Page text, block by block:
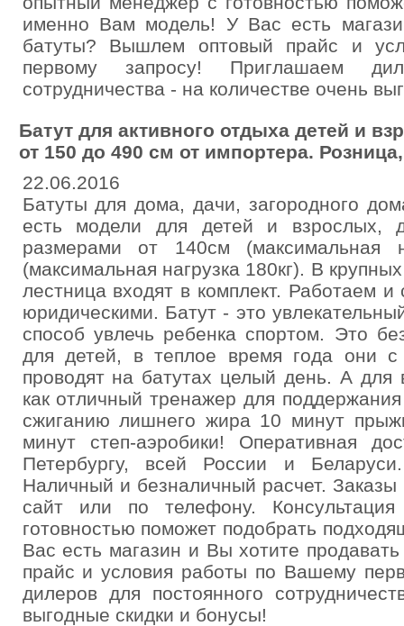
именно Вам модель! У Вас есть
батуты? Вышлем оптовый прайс и
первому запросу! Приглашаем
сотрудничества - на количестве очень
Батут для активного отдыха детей и
от 150 до 490 см от импортера.
22.06.2016
Батуты для дома, дачи, загородного
есть модели для детей и взрослых,
размерами от 140см (максимальная
(максимальная нагрузка 180кг). В
лестница входят в комплект. Работаем
юридическими. Батут - это
способ увлечь ребенка спортом. Это
для детей, в теплое время года они с
проводят на батутах целый день. А для
как отличный тренажер для
сжиганию лишнего жира 10 минут
минут степ-аэробики! Оперативная
Петербургу, всей России и
Наличный и безналичный расчет.
сайт или по телефону.
готовностью поможет подобрать
Вас есть магазин и Вы хотите
прайс и условия работы по Вашему
дилеров для постоянного
выгодные скидки и бонусы!